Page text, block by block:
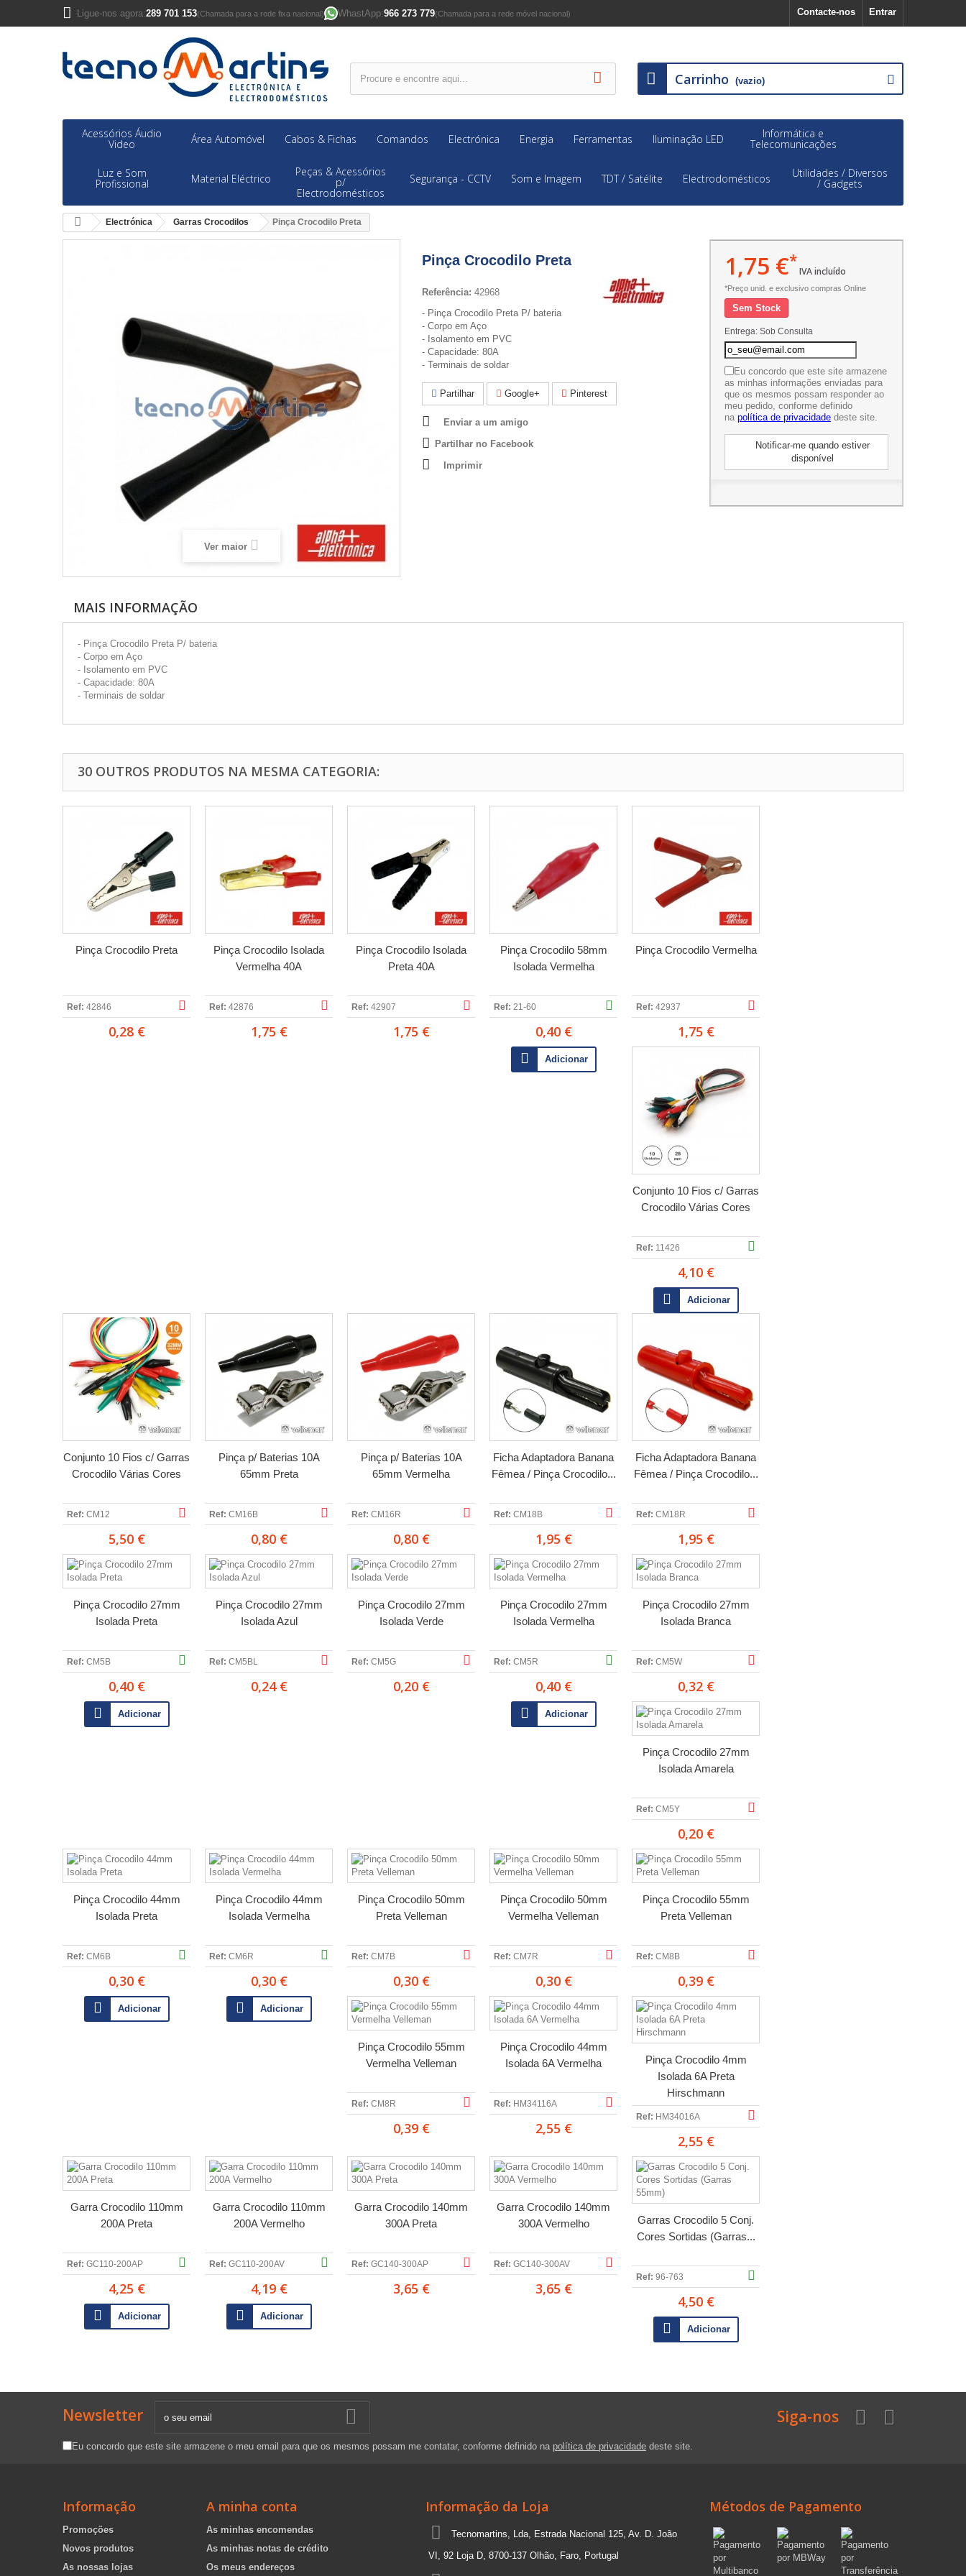
Entrar
Contacte-nos
Ligue-nos agora:289 701 153(Chamada para a rede fixa nacional) WhastApp:966 273 779(Chamada para a rede móvel nacional)
Carrinho (vazio)
Acessórios Áudio
Video Área Automóvel Cabos & Fichas Comandos Electrónica Energia Ferramentas Iluminação LED Informática e
Telecomunicações
Luz e Som
Profissional Material Eléctrico
Peças & Acessórios
p/
Electrodomésticos
Segurança - CCTV Som e Imagem TDT / Satélite Electrodomésticos Utilidades / Diversos
/ Gadgets
Electrónica Garras Crocodilos Pinça Crocodilo Preta
Ver maior
Pinça Crocodilo Preta
Referência: 42968
- Pinça Crocodilo Preta P/ bateria
- Corpo em Aço
- Isolamento em PVC
- Capacidade: 80A
- Terminais de soldar
Partilhar Google+ Pinterest
Enviar a um amigo
Partilhar no Facebook
Imprimir
1,75 €*
IVA incluído
*Preço unid. e exclusivo compras Online
Sem Stock
Entrega: Sob Consulta
Eu concordo que este site armazene
as minhas informações enviadas para
que os mesmos possam responder ao
meu pedido, conforme definido
na política de privacidadedeste site.
Notificar-me quando estiver
disponível
MAIS INFORMAÇÃO
- Pinça Crocodilo Preta P/ bateria
- Corpo em Aço
- Isolamento em PVC
- Capacidade: 80A
- Terminais de soldar
30 OUTROS PRODUTOS NA MESMA CATEGORIA:
Pinça Crocodilo Preta
Ref: 42846
0,28 €
Pinça Crocodilo Isolada
Vermelha 40A
Ref: 42876
1,75 €
Pinça Crocodilo Isolada
Preta 40A
Ref: 42907
1,75 €
Pinça Crocodilo 58mm
Isolada Vermelha
Ref: 21-60
0,40 €
Adicionar
Pinça Crocodilo Vermelha
Ref: 42937
1,75 €
Conjunto 10 Fios c/ Garras
Crocodilo Várias Cores
Ref: 11426
4,10 €
Adicionar
Conjunto 10 Fios c/ Garras
Crocodilo Várias Cores
Ref: CM12
5,50 €
Pinça p/ Baterias 10A
65mm Preta
Ref: CM16B
0,80 €
Pinça p/ Baterias 10A
65mm Vermelha
Ref: CM16R
0,80 €
Ficha Adaptadora Banana
Fêmea / Pinça Crocodilo...
Ref: CM18B
1,95 €
Ficha Adaptadora Banana
Fêmea / Pinça Crocodilo...
Ref: CM18R
1,95 €
Pinça Crocodilo 27mm
Isolada Preta
Ref: CM5B
0,40 €
Adicionar
Pinça Crocodilo 27mm
Isolada Azul
Ref: CM5BL
0,24 €
Pinça Crocodilo 27mm
Isolada Verde
Ref: CM5G
0,20 €
Pinça Crocodilo 27mm
Isolada Vermelha
Ref: CM5R
0,40 €
Adicionar
Pinça Crocodilo 27mm
Isolada Branca
Ref: CM5W
0,32 €
Pinça Crocodilo 27mm
Isolada Amarela
Ref: CM5Y
0,20 €
Pinça Crocodilo 44mm
Isolada Preta
Ref: CM6B
0,30 €
Adicionar
Pinça Crocodilo 44mm
Isolada Vermelha
Ref: CM6R
0,30 €
Adicionar
Pinça Crocodilo 50mm
Preta Velleman
Ref: CM7B
0,30 €
Pinça Crocodilo 50mm
Vermelha Velleman
Ref: CM7R
0,30 €
Pinça Crocodilo 55mm
Preta Velleman
Ref: CM8B
0,39 €
Pinça Crocodilo 55mm
Vermelha Velleman
Ref: CM8R
0,39 €
Pinça Crocodilo 44mm
Isolada 6A Vermelha
Ref: HM34116A
2,55 €
Pinça Crocodilo 4mm
Isolada 6A Preta
Hirschmann
Ref: HM34016A
2,55 €
Garra Crocodilo 110mm
200A Preta
Ref: GC110-200AP
4,25 €
Adicionar
Garra Crocodilo 110mm
200A Vermelho
Ref: GC110-200AV
4,19 €
Adicionar
Garra Crocodilo 140mm
300A Preta
Ref: GC140-300AP
3,65 €
Garra Crocodilo 140mm
300A Vermelho
Ref: GC140-300AV
3,65 €
Garras Crocodilo 5 Conj.
Cores Sortidas (Garras...
Ref: 96-763
4,50 €
Adicionar
Newsletter
Eu concordo que este site armazene o meu email para que os mesmos possam me contatar, conforme definido na política de privacidade deste site.
Siga-nos
Informação
Promoções
Novos produtos
As nossas lojas
A minha conta
As minhas encomendas
As minhas notas de crédito
Os meus endereços
Informação da Loja
Tecnomartins, Lda, Estrada Nacional 125, Av. D. João
VI, 92 Loja D, 8700-137 Olhão, Faro, Portugal
Métodos de Pagamento